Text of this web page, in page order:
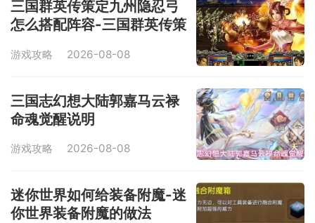
三国群英传策定九州隐忍弓
怎么搭配阵容-三国群英传策
游戏攻略 2026-08-08
三国志幻想大陆郭嘉马云禄
命魂觉醒说明
游戏攻略 2026-08-08
迷你世界如何给装备附魔-迷
你世界装备附魔的做法